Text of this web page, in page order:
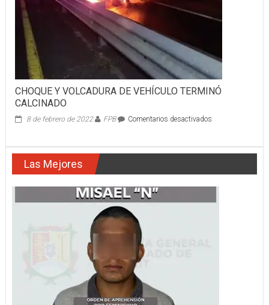
CHOQUE Y VOLCADURA DE VEHÍCULO TERMINÓ
CALCINADO
8 de febrero de 2022 FPB Comentarios desactivadosen
VEHÍCULO
Las Mejores